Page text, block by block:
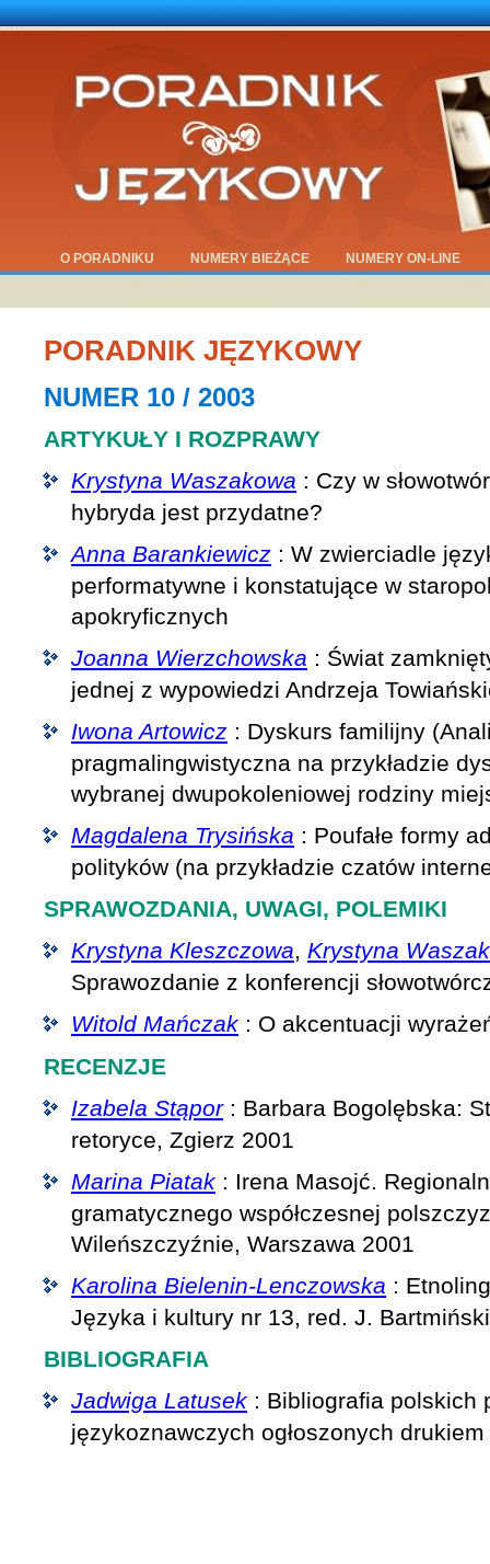
O PORADNIKU NUMERY BIEŻĄCE NUMERY ON-LINE
PORADNIK JĘZYKOWY
NUMER 10 / 2003
ARTYKUŁY I ROZPRAWY
Krystyna Waszakowa : Czy w
hybryda jest przydatne?
Anna Barankiewicz : W zwierciadle
performatywne i konstatujące w
apokryficznych
Joanna Wierzchowska : Świat
jednej z wypowiedzi Andrzeja
Iwona Artowicz : Dyskurs familijny
pragmalingwistyczna na przykładzie
wybranej dwupokoleniowej rodziny
Magdalena Trysińska : Poufałe formy
polityków (na przykładzie czatów
SPRAWOZDANIA, UWAGI, POLEMIKI
Krystyna Kleszczowa, Krystyna
Sprawozdanie z konferencji
Witold Mańczak : O akcentuacji
RECENZJE
Izabela Stąpor: Barbara Bogolębska:
retoryce, Zgierz 2001
Marina Piatak : Irena Masojć.
gramatycznego współczesnej
Wileńszczyźnie, Warszawa 2001
Karolina Bielenin-Lenczowska :
Języka i kultury nr 13, red. J.
BIBLIOGRAFIA
Jadwiga Latusek : Bibliografia polskich
językoznawczych ogłoszonych